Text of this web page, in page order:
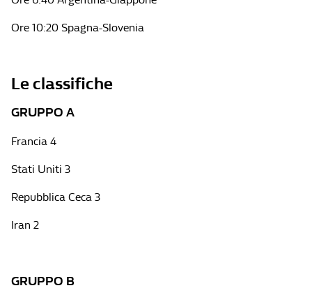
Ore 10:20 Spagna-Slovenia
Le classifiche
GRUPPO A
Francia 4
Stati Uniti 3
Repubblica Ceca 3
Iran 2
GRUPPO B